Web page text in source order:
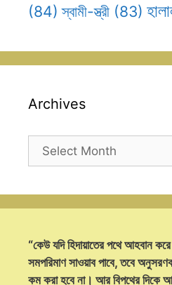
(84) স্বামী-স্ত্রী (83)
Archives
Archives
“কেউ যদি হিদায়াতের পথে আহবান
সমপরিমাণ সাওয়াব পাবে, তবে
কম করা হবে না। আর বিপথের দিকে